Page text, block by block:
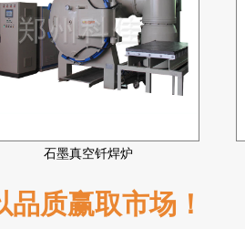
石墨真空钎焊炉
质赢取市场！